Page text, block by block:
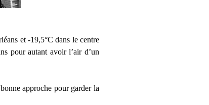
et -19,5°C dans le centre
pour autant avoir l’air d’un
approche pour garder la